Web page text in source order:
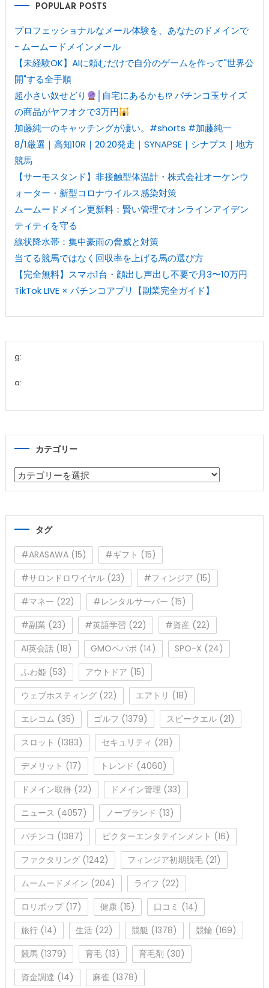
POPULAR POSTS
プロフェッショナルなメール体験を、あなたのドメインで
- ムームードメインメール
【未経験OK】AIに頼むだけで自分のゲームを作って"世界公
開"する全手順
超小さい奴せどり
│自宅にあるかも!? パチンコ玉サイズ
の商品がヤフオクで3万円
加藤純一のキャッチングが凄い。#shorts #加藤純一
8/1厳選｜高知10R｜20:20発走｜SYNAPSE｜シナプス｜地方
競馬
【サーモスタンド】非接触型体温計・株式会社オーケンウ
ォーター・新型コロナウイルス感染対策
ムームードメイン更新料：賢い管理でオンラインアイデン
ティティを守る
線状降水帯：集中豪雨の脅威と対策
当てる競馬ではなく回収率を上げる馬の選び方
【完全無料】スマホ1台・顔出し声出し不要で月3〜10万円
TikTok LIVE × パチンコアプリ【副業完全ガイド】
g:
a:
カテゴリー
カ
テ
タグ
#ARASAWA(15) #ギフト (15)
#サロンドロワイヤル(23) #フィンジア (15)
#マネー (22) #レンタルサーバー (15)
#副業 (23) #英語学習 (22) #資産 (22)
AI英会話(18) GMOペパボ (14) SPO-X (24)
ふわ姫 (53) アウトドア (15)
ウェブホスティング(22) エアトリ (18)
エレコム (35) ゴルフ (1379) スピークエル(21)
スロット (1383) セキュリティ (28)
デメリット (17) トレンド (4060)
ドメイン取得(22) ドメイン管理 (33)
ニュース (4057) ノーブランド (13)
パチンコ (1387) ビクターエンタテインメント (16)
ファクタリング(1242) フィンジア初期脱毛(21)
ムームードメイン (204) ライフ (22)
ロリポップ(17) 健康(15) 口コミ (14)
旅行(14) 生活(22) 競艇 (1378) 競輪 (169)
競馬(1379) 育毛(13) 育毛剤 (30)
資金調達 (14) 麻雀 (1378)